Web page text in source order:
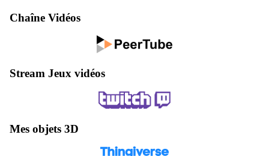
Chaîne Vidéos
Stream Jeux vidéos
Mes objets 3D